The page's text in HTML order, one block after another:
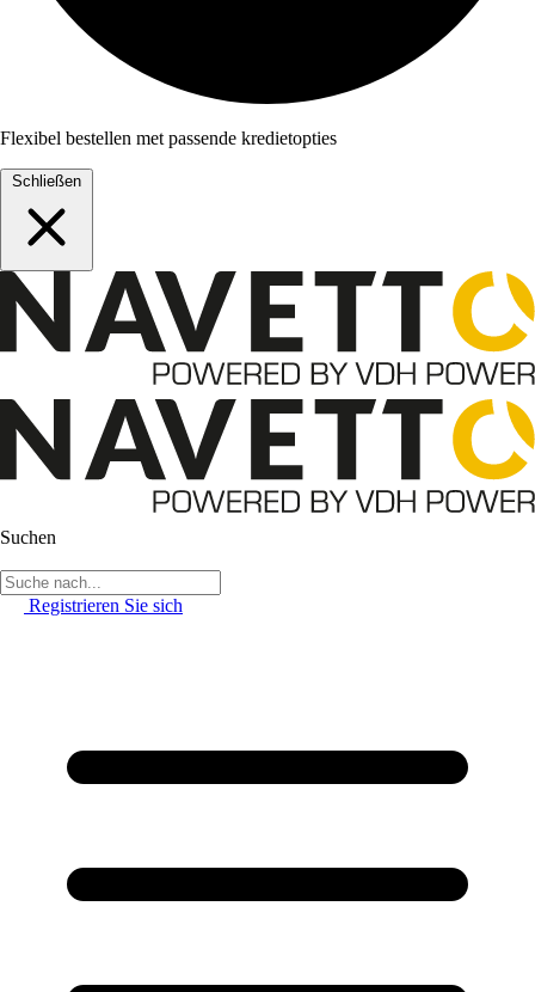
Flexibel bestellen met passende kredietopties
Schließen
Suchen
Registrieren Sie sich